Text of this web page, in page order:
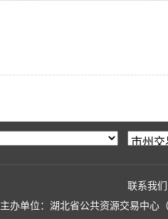
联系我们
主办单位：湖北省公共资源交易中心